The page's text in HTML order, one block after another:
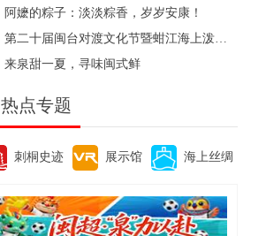
阿嬷的粽子：淡淡粽香，岁岁安康！
来泉甜一夏，寻味闽式鲜
热点专题
刺桐史迹 展示馆 海上丝绸